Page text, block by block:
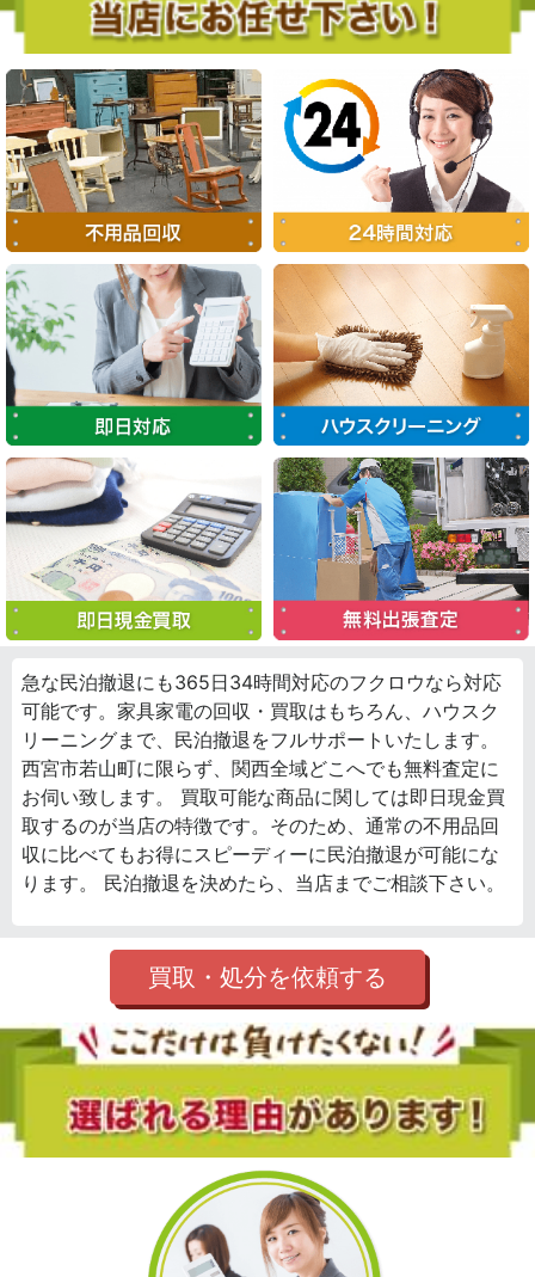
急な民泊撤退にも365日34時間対応のフクロウなら対応
可能です。家具家電の回収・買取はもちろん、ハウスク
リーニングまで、民泊撤退をフルサポートいたします。
西宮市若山町に限らず、関西全域どこへでも無料査定に
お伺い致します。 買取可能な商品に関しては即日現金買
取するのが当店の特徴です。そのため、通常の不用品回
収に比べてもお得にスピーディーに民泊撤退が可能にな
ります。 民泊撤退を決めたら、当店までご相談下さい。
買取・処分を依頼する